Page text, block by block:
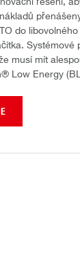
řešení,
do
Systémové
musí mít
Low Energy